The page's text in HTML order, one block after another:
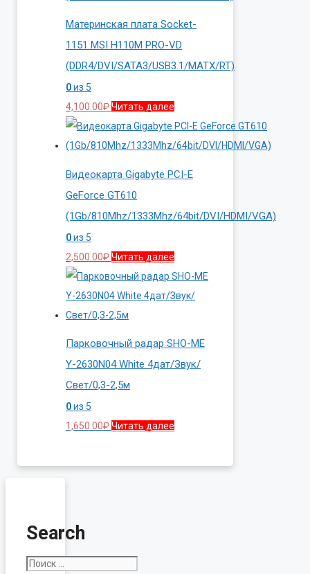
Материнская плата Socket-
1151 MSI H110M PRO-VD
(DDR4/DVI/SATA3/USB3.1/MATX/RT)
0из 5
4,100.00₽Читать далее
Видеокарта Gigabyte PCI-E
GeForce GT610
(1Gb/810Mhz/1333Mhz/64bit/DVI/HDMI/VGA)
0из 5
2,500.00₽Читать далее
Парковочный радар SHO-ME
Y-2630N04 White 4дат/Звук/
Свет/0,3-2,5м
0из 5
1,650.00₽Читать далее
Search
Поиск: